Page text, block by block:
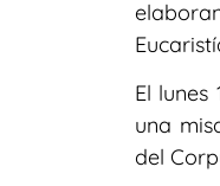
El
una
del